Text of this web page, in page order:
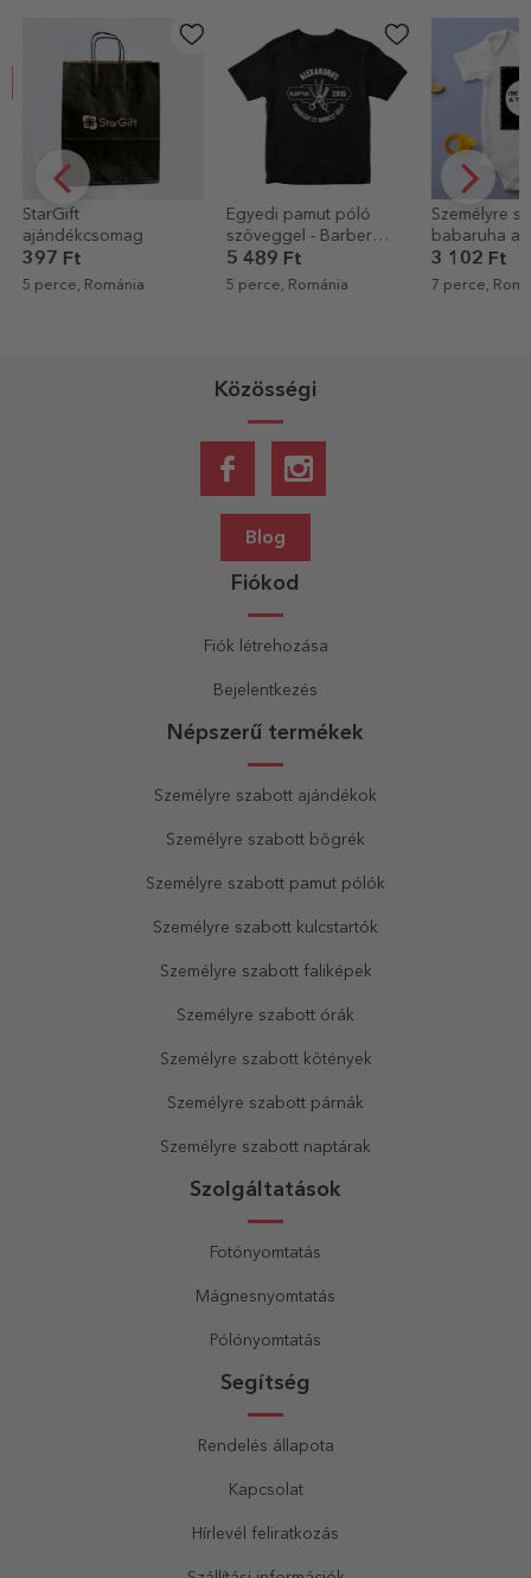
StarGift
ajándékcsomag
397 Ft
5 perce, Románia
Egyedi pamut póló
szöveggel - Barber
Shop
5 489 Ft
5 perce, Románia
Személyre
babaruha
portréjával
3 102 Ft
7 perce,
Közösségi
Blog
Fiókod
Fiók létrehozása
Bejelentkezés
Népszerű termékek
Személyre szabott ajándékok
Személyre szabott bögrék
Személyre szabott pamut pólók
Személyre szabott kulcstartók
Személyre szabott faliképek
Személyre szabott órák
Személyre szabott kötények
Személyre szabott párnák
Személyre szabott naptárak
Szolgáltatások
Fotónyomtatás
Mágnesnyomtatás
Pólónyomtatás
Segítség
Rendelés állapota
Kapcsolat
Hírlevél feliratkozás